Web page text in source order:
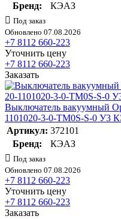
Бренд:
КЭАЗ
Под заказ
Обновлено 07.08.2026
+7 8112 660-223
Уточнить цену
+7 8112 660-223
Заказать
Выключатель вакуумный
1101020-3-0-TM0S-S-0 У3
Артикул: 372101
Бренд:
КЭАЗ
Под заказ
Обновлено 07.08.2026
+7 8112 660-223
Уточнить цену
+7 8112 660-223
Заказать